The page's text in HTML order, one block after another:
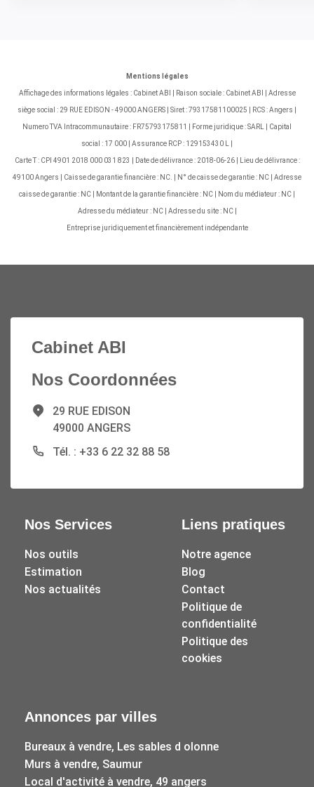
Mentions légales
Affichage des informations légales : Cabinet ABI | Raison sociale : Cabinet ABI | Adresse
siège social : 29 RUE EDISON - 49000 ANGERS | Siret : 79317581100025 | RCS : Angers |
Numero TVA Intracommunautaire : FR75793175811 | Forme juridique : SARL | Capital
social : 17 000 | Assurance RCP : 129153430 L |
Carte T : CPI 4901 2018 000 031 823 | Date de délivrance : 2018-06-26 | Lieu de délivrance :
49100 Angers | Caisse de garantie financière : NC. | N° de caisse de garantie : NC | Adresse
caisse de garantie : NC | Montant de la garantie financière : NC | Nom du médiateur : NC |
Adresse du médiateur : NC | Adresse du site : NC |
Entreprise juridiquement et financièrement indépendante
Cabinet ABI
Nos Coordonnées
29 RUE EDISON
49000 ANGERS
Tél. : +33 6 22 32 88 58
Nos Services
Nos outils
Estimation
Nos actualités
Liens pratiques
Notre agence
Blog
Contact
Politique de
confidentialité
Politique des
cookies
Annonces par villes
Bureaux à vendre, Les sables d olonne
Murs à vendre, Saumur
Local d'activité à vendre, 49 angers